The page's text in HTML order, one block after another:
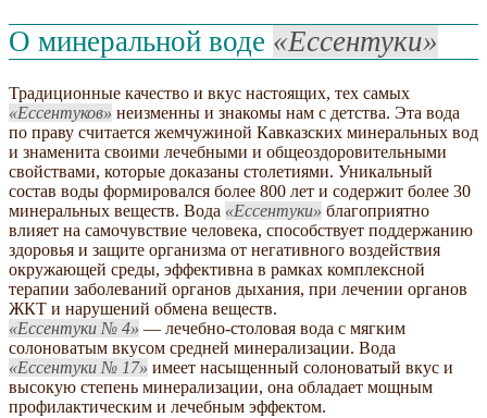
О минеральной воде Ессентуки
Традиционные качество и вкус настоящих, тех самых
Ессентуков
неизменны и знакомы нам с детства. Эта вода
по праву считается жемчужиной Кавказских минеральных вод
и знаменита своими лечебными и общеоздоровительными
свойствами, которые доказаны столетиями. Уникальный
состав воды формировался более 800 лет и содержит более 30
минеральных веществ. Вода
Ессентуки
благоприятно
влияет на самочувствие человека, способствует поддержанию
здоровья и защите организма от негативного воздействия
окружающей среды, эффективна в рамках комплексной
терапии заболеваний органов дыхания, при лечении органов
ЖКТ и нарушений обмена веществ.
Ессентуки № 4
— лечебно-столовая вода с мягким
солоноватым вкусом средней минерализации. Вода
Ессентуки № 17
имеет насыщенный солоноватый вкус и
высокую степень минерализации, она обладает мощным
профилактическим и лечебным эффектом.